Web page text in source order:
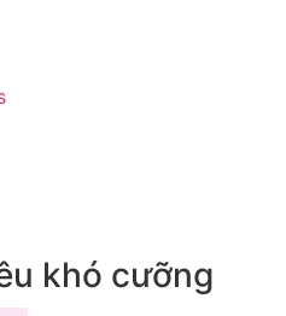
khó cưỡng